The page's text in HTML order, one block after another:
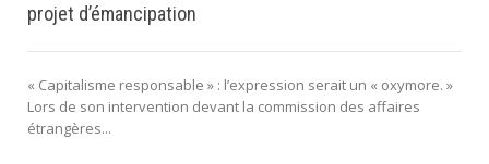
projet d’émancipation
« Capitalisme responsable » : l’expression serait un « oxymore. »
Lors de son intervention devant la commission des affaires
étrangères...